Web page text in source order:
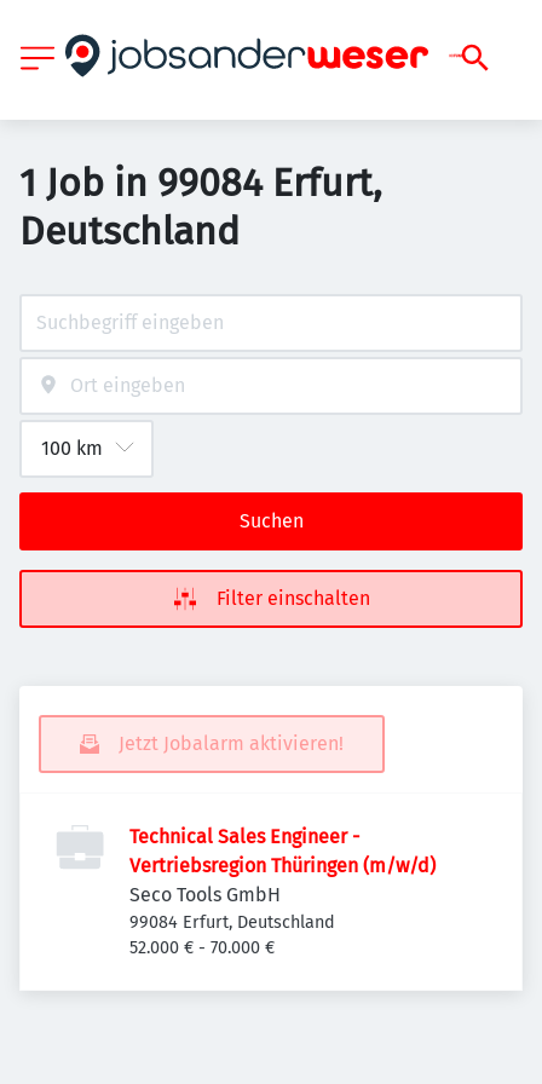
1 Job in 99084 Erfurt,
Deutschland
Suchen
Filter einschalten
Jetzt Jobalarm aktivieren!
Technical Sales Engineer -
Vertriebsregion Thüringen (m/w/d)
Seco Tools GmbH
99084 Erfurt, Deutschland
52.000 € - 70.000 €